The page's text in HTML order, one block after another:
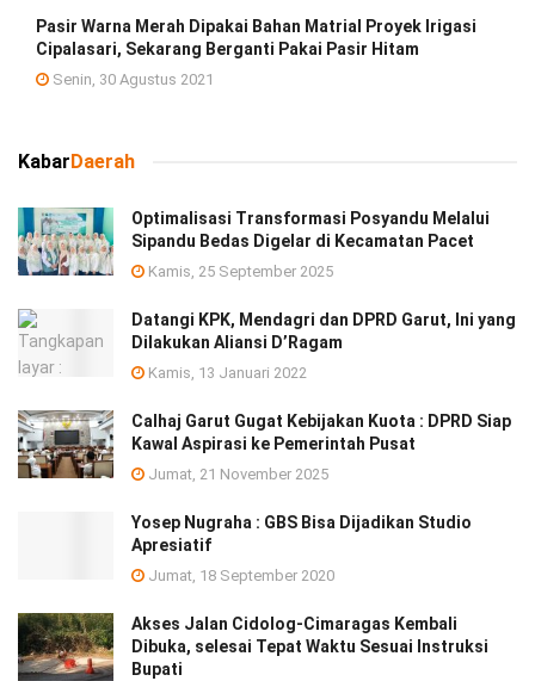
Pasir Warna Merah Dipakai Bahan Matrial Proyek Irigasi
Cipalasari, Sekarang Berganti Pakai Pasir Hitam
Senin, 30 Agustus 2021
KabarDaerah
Optimalisasi Transformasi Posyandu Melalui
Sipandu Bedas Digelar di Kecamatan Pacet
Kamis, 25 September 2025
Datangi KPK, Mendagri dan DPRD Garut, Ini yang
Dilakukan Aliansi D’Ragam
Kamis, 13 Januari 2022
Calhaj Garut Gugat Kebijakan Kuota : DPRD Siap
Kawal Aspirasi ke Pemerintah Pusat
Jumat, 21 November 2025
Yosep Nugraha : GBS Bisa Dijadikan Studio
Apresiatif
Jumat, 18 September 2020
Akses Jalan Cidolog-Cimaragas Kembali
Dibuka, selesai Tepat Waktu Sesuai Instruksi
Bupati